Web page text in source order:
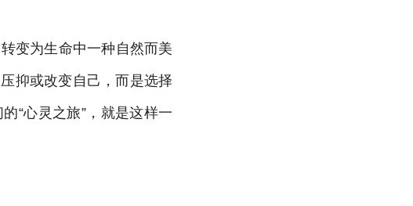
变为生命中一种自然而美
抑或改变自己，而是选择
“心灵之旅”，就是这样一